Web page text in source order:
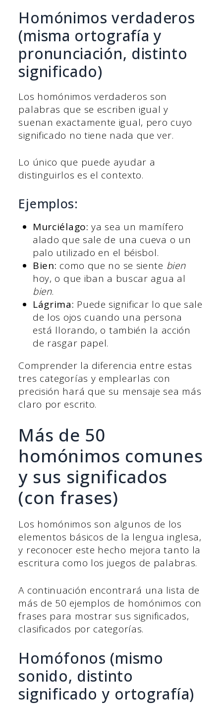
Homónimos verdaderos
(misma ortografía y
pronunciación, distinto
significado)
Los homónimos verdaderos son
palabras que se escriben igual y
suenan exactamente igual, pero cuyo
significado no tiene nada que ver.
Lo único que puede ayudar a
distinguirlos es el contexto.
Ejemplos:
Murciélago: ya sea un mamífero
alado que sale de una cueva o un
palo utilizado en el béisbol.
Bien: como que no se siente bien
hoy, o que iban a buscar agua al
bien.
Lágrima: Puede significar lo que sale
de los ojos cuando una persona
está llorando, o también la acción
de rasgar papel.
Comprender la diferencia entre estas
tres categorías y emplearlas con
precisión hará que su mensaje sea más
claro por escrito.
Más de 50
homónimos comunes
y sus significados
(con frases)
Los homónimos son algunos de los
elementos básicos de la lengua inglesa,
y reconocer este hecho mejora tanto la
escritura como los juegos de palabras.
A continuación encontrará una lista de
más de 50 ejemplos de homónimos con
frases para mostrar sus significados,
clasificados por categorías.
Homófonos (mismo
sonido, distinto
significado y ortografía)